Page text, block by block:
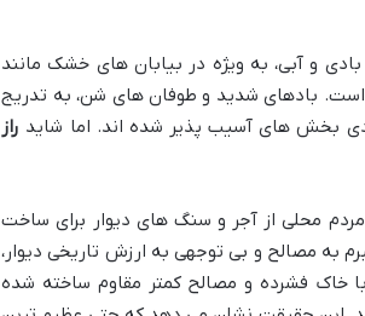
و آبی، به ویژه در بیابان های خشک مانند
بادهای شدید و طوفان های شن، به تدریج
بخش های آسیب پذیر شده اند. اما شاید راز
مردم محلی از آجر و سنگ های دیوار برای ساخت
به مصالح و بی توجهی به ارزش تاریخی دیوار،
خاک فشرده و مصالح کمتر مقاوم ساخته شده